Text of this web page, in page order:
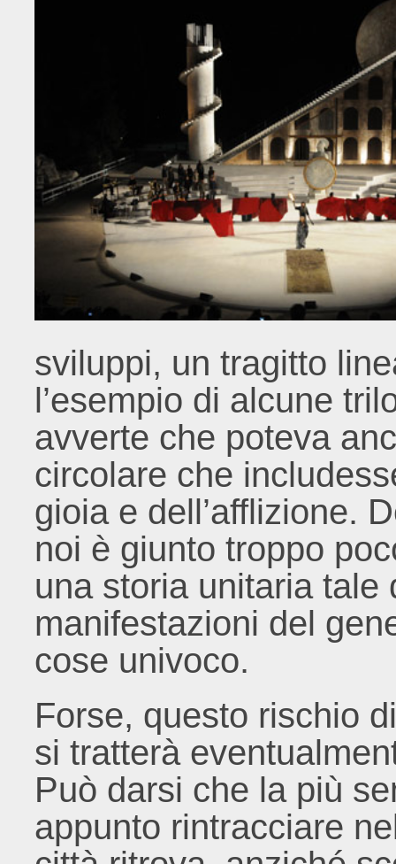
sviluppi, un tragitto
l’esempio di alcune
avverte che poteva
circolare che
gioia e dell’afflizione.
noi è giunto troppo
una storia unitaria tale
manifestazioni del
cose univoco.
Forse, questo rischio
si tratterà
Può darsi che la più
appunto rintracciare